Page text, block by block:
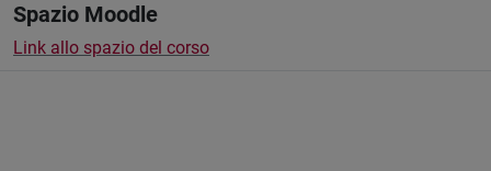
Spazio Moodle
Link allo spazio del corso